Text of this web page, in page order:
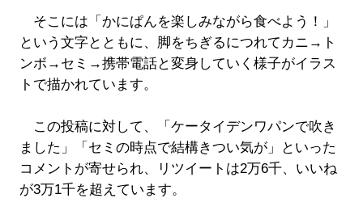
そこには「かにぱんを楽しみながら食べよう！」
という文字とともに、脚をちぎるにつれてカニ→ト
ンボ→セミ→携帯電話と変身していく様子がイラス
トで描かれています。
この投稿に対して、「ケータイデンワパンで吹き
ました」「セミの時点で結構きつい気が」といった
コメントが寄せられ、リツイートは2万6千、いいね
が3万1千を超えています。